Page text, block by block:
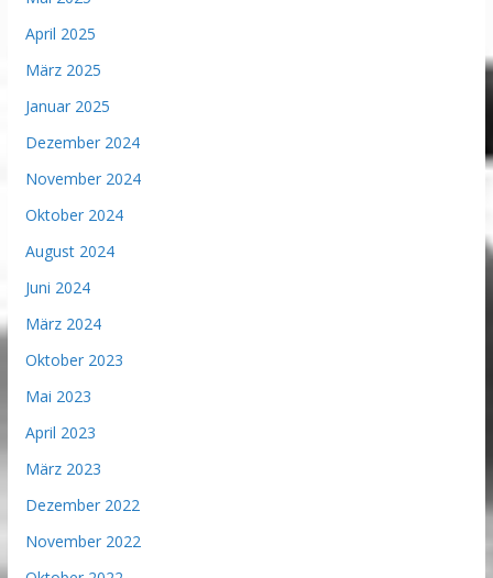
April 2025
März 2025
Januar 2025
Dezember 2024
November 2024
Oktober 2024
August 2024
Juni 2024
März 2024
Oktober 2023
Mai 2023
April 2023
März 2023
Dezember 2022
November 2022